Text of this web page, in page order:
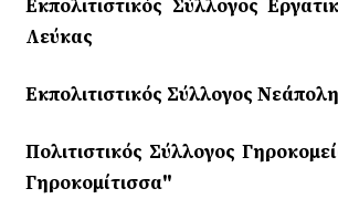
Εκπολιτιστικός Σύλλογος
Λεύκας
Εκπολιτιστικός Σύλλογος
Πολιτιστικός Σύλλογος
Γηροκομίτισσα"